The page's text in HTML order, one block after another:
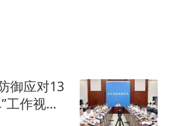
御应对13
工作视频